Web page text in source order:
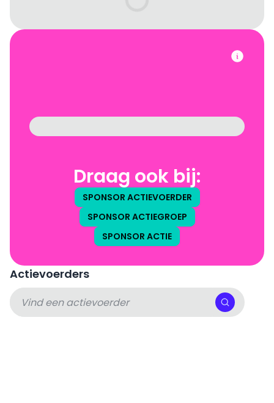
Draag ook bij:
SPONSOR ACTIEVOERDER
SPONSOR ACTIEGROEP
SPONSOR ACTIE
Actievoerders